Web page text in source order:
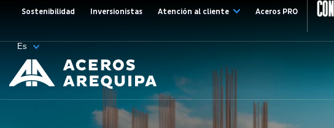
Sostenibilidad Inversionistas Atención al cliente Aceros PRO